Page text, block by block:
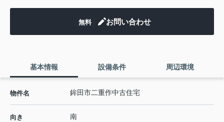
無料 お問い合わせ
基本情報 設備条件 周辺環境
物件名 鉾田市二重作中古住宅
向き 南